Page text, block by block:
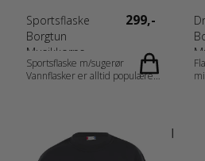
Sportsflaske
Borgtun
Musikkorps
299,-
Sportsflaske m/sugerør
Vannflasker er alltid populære
med. Alle barne-hage barna har
gleden av en personlig